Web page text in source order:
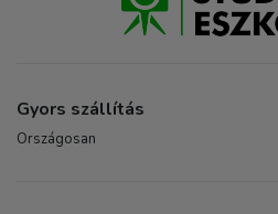
Gyors szállítás
Országosan